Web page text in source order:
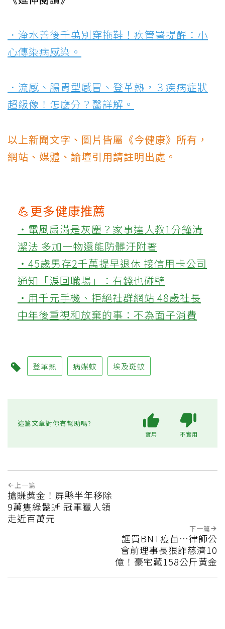
．淹水善後千萬別穿拖鞋！疾管署提醒：小
心傳染病感染。
．流感、腸胃型感冒、登革熱，３疾病症狀
超級像！怎麼分？醫詳解。
以上新聞文字、圖片皆屬《今健康》所有，
網站、媒體、論壇引用請註明出處。
💪更多健康推薦
‧電風扇滿是灰塵？家事達人教1分鐘清
潔法 多加一物還能防髒汙附著
‧45歲男存2千萬提早退休 接信用卡公司
通知「淚回職場」：有錢也碰壁
‧用千元手機、拒絕社群網站 48歲社長
中年後重視和放棄的事：不為面子消費
登革熱 病媒蚊 埃及斑蚊
這篇文章對你有幫助嗎?
實用 不實用
上一篇
搶賺獎金！屏縣半年移除
9萬隻綠鬣蜥 冠軍獵人領
走近百萬元
下一篇
誆買BNT疫苗…律師公
會前理事長狠詐慈濟10
億！豪宅藏158公斤黃金